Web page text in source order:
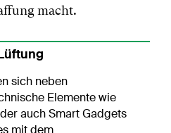
macht.
sich neben
Elemente wie
auch Smart Gadgets
mit dem